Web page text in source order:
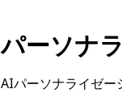
パーソナ
AIパーソナライゼー